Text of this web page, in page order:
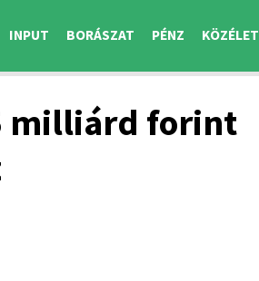
INPUT BORÁSZAT PÉNZ KÖZÉLET
milliárd forint